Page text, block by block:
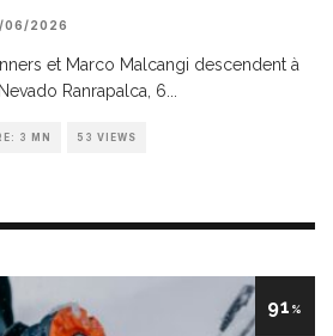
06/2026
et Marco Malcangi descendent à
Ranrapalca, 6
3 MN 53 VIEWS
91 %